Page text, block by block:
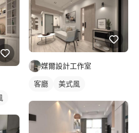
媒爾設計工作室
客廳 美式風